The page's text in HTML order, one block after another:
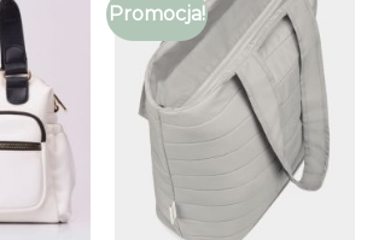
Promocja!